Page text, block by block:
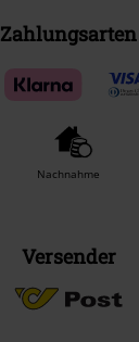
Zahlungsarten
Nachnahme
Versender